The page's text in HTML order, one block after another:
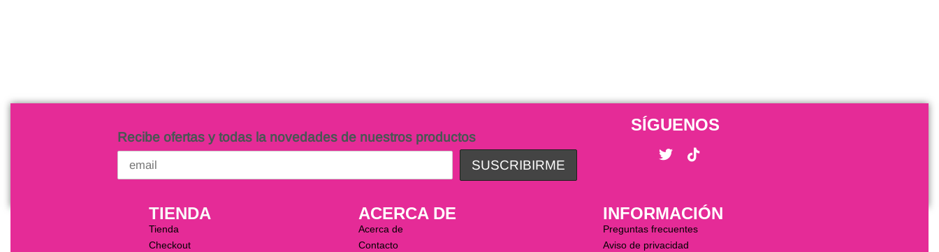
Seleccionar opcionesQUICKVIEW
Recibe ofertas y todas la novedades de nuestros productos
SÍGUENOS
TIENDA
Tienda
Checkout
ACERCA DE
Acerca de
Contacto
INFORMACIÓN
Preguntas frecuentes
Aviso de privacidad